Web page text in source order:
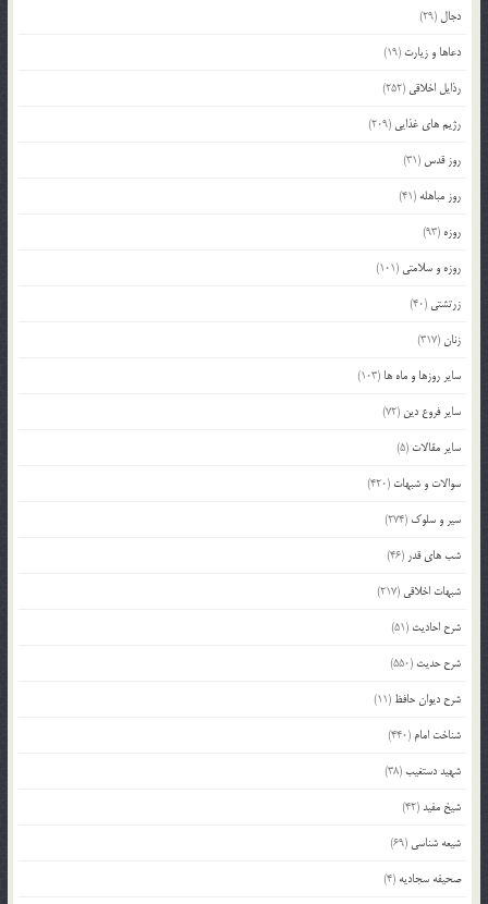
دجال (29)
دعاها و زیارت (19)
رذایل اخلاقی (252)
رژیم های غذایی (209)
روز قدس (31)
روز مباهله (41)
روزه (93)
روزه و سلامتی (101)
زرتشتی (40)
زنان(317)
سایر روزها و ماه ها (103)
سایر فروع دین (72)
سایر مقالات (5)
سوالات و شبهات (420)
سیر و سلوک (274)
شب های قدر (46)
شبهات اخلاقی (217)
شرح احادیث (51)
شرح حدیث (550)
شرح دیوان حافظ (11)
شناخت امام (440)
شهید دستغیب(38)
شیخ مفید(42)
شیعه شناسی (69)
صحیفه سجادیه (4)